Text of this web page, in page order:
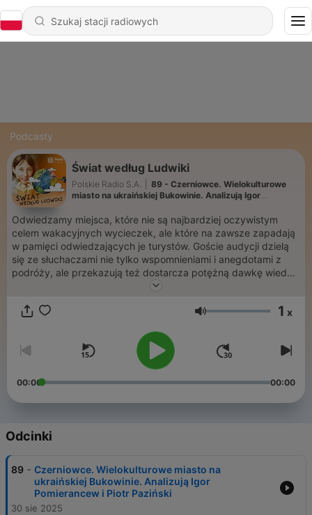
Podcasty
Świat według Ludwiki
Polskie Radio S.A.
89 - Czerniowce. Wielokulturowe
miasto na ukraińskiej Bukowinie. Analizują Igor
Odwiedzamy miejsca, które nie są najbardziej oczywistym
celem wakacyjnych wycieczek, ale które na zawsze zapadają
w pamięci odwiedzających je turystów. Goście audycji dzielą
się ze słuchaczami nie tylko wspomnieniami i anegdotami z
podróży, ale przekazują też dostarcza potężną dawkę wiedzy
o sytuacji społecznoekonomicznej i politycznej wielu krajów.
Głośność 1 x
00:00 00:00
Odcinki
89 - Czerniowce. Wielokulturowe miasto na
ukraińskiej Bukowinie. Analizują Igor
Pomierancew i Piotr Paziński
30 sie 2025